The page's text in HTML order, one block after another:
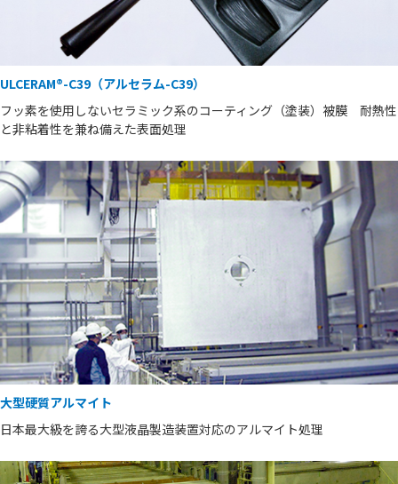
ULCERAM®-C39（アルセラム-C39）
フッ素を使用しないセラミック系のコーティング（塗装）被膜 耐熱性
と非粘着性を兼ね備えた表面処理
大型硬質アルマイト
日本最大級を誇る大型液晶製造装置対応のアルマイト処理